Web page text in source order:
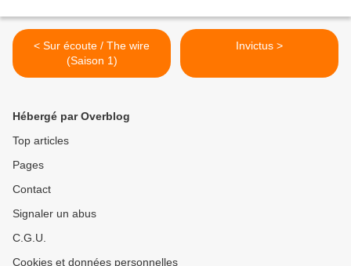
< Sur écoute / The wire
(Saison 1)
Invictus >
Hébergé par Overblog
Top articles
Pages
Contact
Signaler un abus
C.G.U.
Cookies et données personnelles